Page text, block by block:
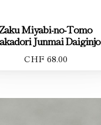
Miyabi-no-Tomo
Junmai Daiginjo
CHF 68.00